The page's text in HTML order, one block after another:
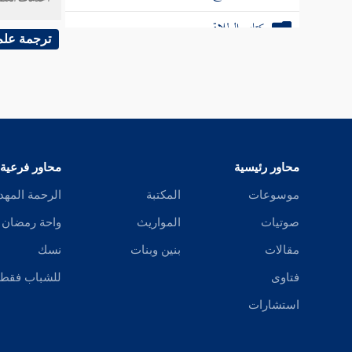
كتاب الطلاق
كتاب القراض
كتاب كراء الأرض
كتاب الشفعة
كتاب الوصية
7331 - وقال
7332 - وقال
7333 - وقال
[ص:380 ]
ترجمة
محاور رئيسية
موسوعات
صوتيات
مقالات
فتاوى
استشارات
المكتبة
المواريث
بنين وبنات
محاور فرعية
الرحمة
واحة رمضان
نسك
للشباب فقط